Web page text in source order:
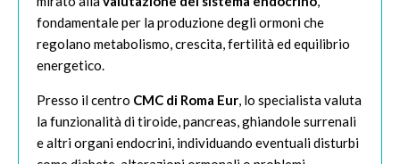
fondamentale per la produzione degli ormoni che
regolano metabolismo, crescita, fertilità ed equilibrio
energetico.
Presso il centro CMC di Roma Eur, lo specialista valuta
la funzionalità di tiroide, pancreas, ghiandole surrenali
e altri organi endocrini, individuando eventuali disturbi